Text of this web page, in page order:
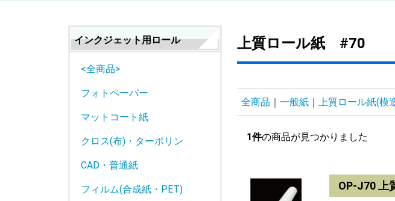
インクジェット用ロール
<全商品>
フォトペーパー
マットコート紙
クロス(布)・ターポリン
CAD・普通紙
フィルム(合成紙・PET)
上質ロール紙 #70
全商品 一般紙 上質ロール紙(模
1件の商品が見つかりました
OP-J70